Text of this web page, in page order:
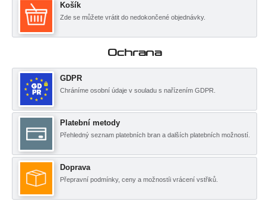
Košík
Zde se můžete vrátit do nedokončené objednávky.
Ochrana
GDPR
Chráníme osobní údaje v souladu s nařízením GDPR.
Platební metody
Přehledný seznam platebních bran a dalších platebních možností.
Doprava
Přepravní podmínky, ceny a možnostíi vrácení vstřiků.